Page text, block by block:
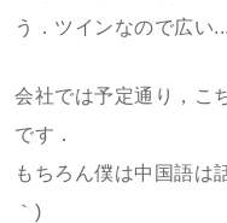
う．ツインなので広い
会社では予定通り，こ
です．
もちろん僕は中国語は
｀)